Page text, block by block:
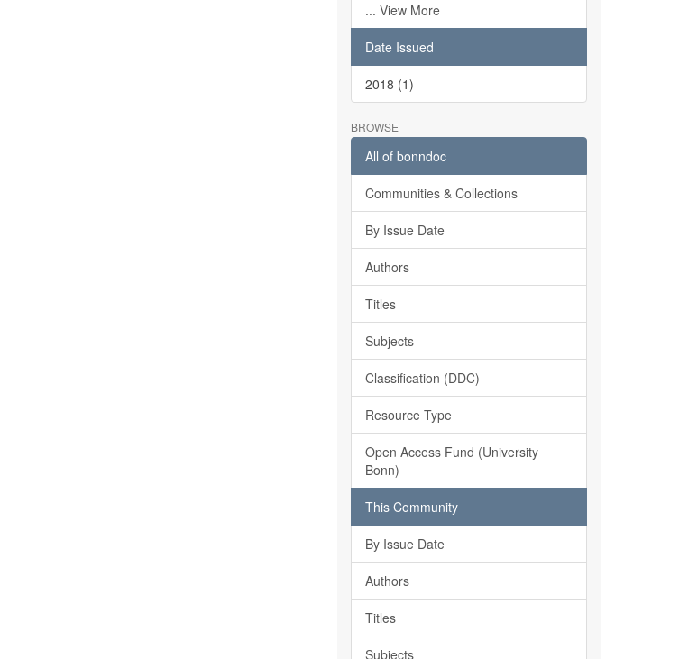
... View More
Date Issued
2018 (1)
BROWSE
All of bonndoc
Communities & Collections
By Issue Date
Authors
Titles
Subjects
Classification (DDC)
Resource Type
Open Access Fund (University
Bonn)
This Community
By Issue Date
Authors
Titles
Subjects